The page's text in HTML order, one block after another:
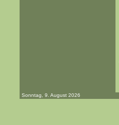
Sonntag, 9. August 2026